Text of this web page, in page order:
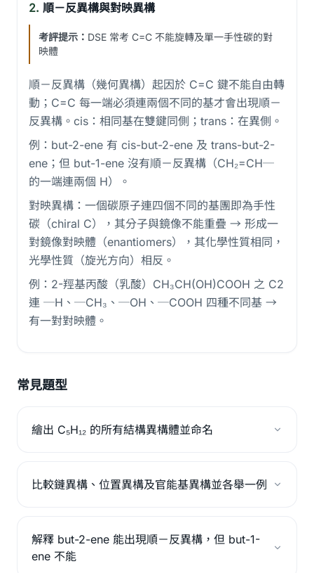
2. 順－反異構與對映異構
考評提示： DSE 常考 C=C 不能旋轉及單一手性碳的對
映體
順－反異構（幾何異構）起因於 C=C 鍵不能自由轉
動；C=C 每一端必須連兩個不同的基才會出現順－
反異構。cis：相同基在雙鍵同側；trans：在異側。
例：but-2-ene 有 cis-but-2-ene 及 trans-but-2-
ene；但 but-1-ene 沒有順－反異構（CH₂=CH─
的一端連兩個 H）。
對映異構：一個碳原子連四個不同的基團即為手性
碳（chiral C），其分子與鏡像不能重疊 → 形成一
對鏡像對映體（enantiomers），其化學性質相同，
光學性質（旋光方向）相反。
例：2-羥基丙酸（乳酸）CH₃CH(OH)COOH 之 C2
連 ─H、─CH₃、─OH、─COOH 四種不同基 →
有一對對映體。
常見題型
繪出 C₅H₁₂ 的所有結構異構體並命名
比較鏈異構、位置異構及官能基異構並各舉一例
解釋 but-2-ene 能出現順－反異構，但 but-1-
ene 不能